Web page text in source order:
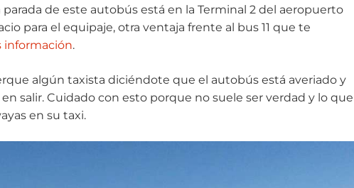
parada de este autobús está en la Terminal 2 del aeropuerto
para el equipaje, otra ventaja frente al bus 11 que te
información.
algún taxista diciéndote que el autobús está averiado y
salir. Cuidado con esto porque no suele ser verdad y lo que
en su taxi.